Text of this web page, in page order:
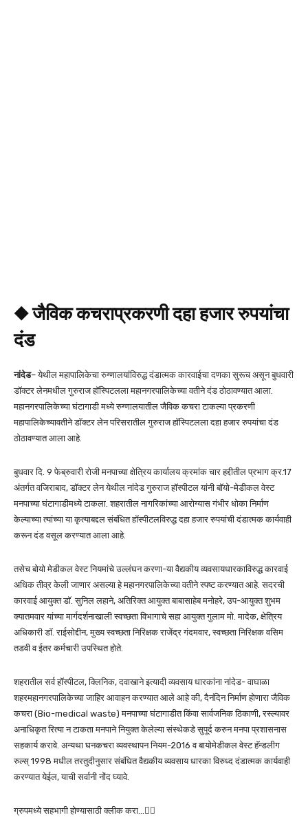
◆ जैविक कचराप्रकरणी दहा हजार रुपयांचा
दंड
नांदेड– येथील महापालिकेचा रुग्णालयांविरुद्ध दंडात्मक कारवाईचा दणका सुरूच असून बुधवारी
डॉक्टर लेनमधील गुरुराज हॉस्पिटलला महानगरपालिकेच्या वतीने दंड ठोठावण्यात आला.
महानगरपालिकेच्या घंटागाडी मध्ये रुग्णालयातील जैविक कचरा टाकल्या प्रकरणी
महापालिकेच्यावतीने डॉक्टर लेन परिसरातील गुरुराज हॉस्पिटलला दहा हजार रुपयांचा दंड
ठोठावण्यात आला आहे.
बुधवार दि. 9 फेब्रुवारी रोजी मनपाच्या क्षेत्रिय कार्यालय क्रमांक चार हद्दीतील प्रभाग क्र.17
अंतर्गत वजिराबाद, डॉक्टर लेन येथील नांदेड गुरुराज हॉस्पीटल यांनी बॉयो-मेडीकल वेस्ट
मनपाच्या घंटागाडीमध्ये टाकला. शहरातील नागरिकांच्या आरोग्यास गंभीर धोका निर्माण
केल्याच्या त्यांच्या या कृत्याबद्दल संबंधित हॉस्पीटलविरुद्ध दहा हजार रुपयांची दंडात्मक कार्यवाही
करून दंड वसूल करण्यात आला आहे.
तसेच बोयो मेडीकल वेस्ट नियमांचे उल्लंघन करणा-या वैद्यकीय व्यवसायधारकाविरुद्ध कारवाई
अधिक तीव्र केली जाणार असल्या हे महानगरपालिकेच्या वतीने स्पष्ट करण्यात आहे. सदरची
कारवाई आयुक्त डॉ. सुनिल लहाने, अतिरिक्त आयुक्त बाबासाहेब मनोहरे, उप-आयुक्त शुभम
क्यातमवार यांच्या मार्गदर्शनाखाली स्वच्छता विभागाचे सहा आयुक्त गुलाम मो. मादेक, क्षेत्रिय
अधिकारी डॉ. राईसोद्दीन, मुख्य स्वच्छता निरिक्षक राजेंद्र गंदमवार, स्वच्छता निरिक्षक वसिम
तडवी व ईतर कर्मचारी उपस्थित होते.
शहरातील सर्व हॉस्पीटल, क्लिनिक, दवाखाने इत्यादी व्यवसाय धारकांना नांदेड- वाघाळा
शहरमहानगरपालिकेच्या जाहिर आवाहन करण्यात आले आहे की, दैनंदिन निर्माण होणारा जैविक
कचरा (Bio-medical waste) मनपाच्या घंटागाडीत किंवा सार्वजनिक ठिकाणी, रस्ल्यावर
अनाधिकृत रित्या न टाकता मनपाने नियुक्त केलेल्या संस्थेकडे सुपूर्द करुन मनपा प्रशासनास
सहकार्य करावे. अन्यथा घनकचरा व्यवस्थापन नियम-2016 व बायोमेडीकल वेस्ट हॅन्डलीग
रुल्स् 1998 मधील तरतुदीनुसार संबंधित वैद्यकीय व्यवसाय धारका विरुध्द दंडात्मक कार्यवाही
करण्यात येईल, याची सर्वानी नोंद घ्यावे.
ग्रुपमध्ये सहभागी होण्यासाठी क्लीक करा…👆🏻